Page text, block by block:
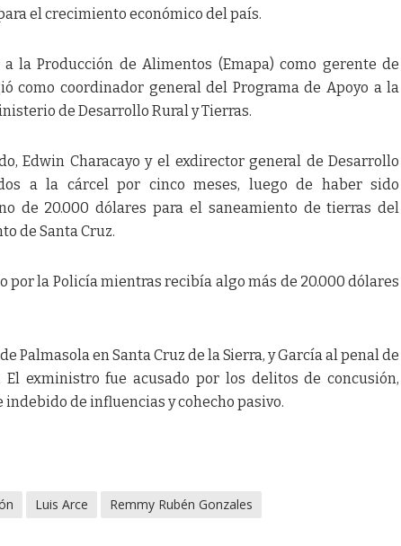
el crecimiento económico del país.
la Producción de Alimentos (Emapa) como gerente de
como coordinador general del Programa de Apoyo a la
de Desarrollo Rural y Tierras.
Edwin Characayo y el exdirector general de Desarrollo
a la cárcel por cinco meses, luego de haber sido
de 20.000 dólares para el saneamiento de tierras del
de Santa Cruz.
por la Policía mientras recibía algo más de 20.000 dólares
Palmasola en Santa Cruz de la Sierra, y García al penal de
El exministro fue acusado por los delitos de concusión,
de influencias y cohecho pasivo.
Luis Arce
Remmy Rubén Gonzales